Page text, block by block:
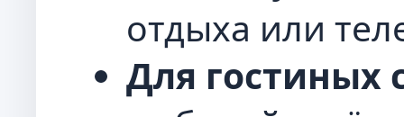
отдыха или
Для гостиных